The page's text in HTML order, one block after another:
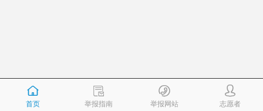
首页 举报指南 举报网站 志愿者